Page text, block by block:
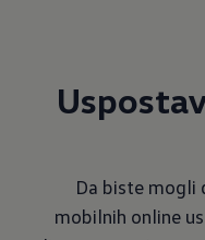
Da biste mogli
mobilnih online